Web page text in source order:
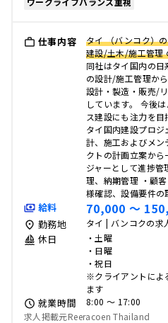
仕事内容
タイ （バンコク）
建設/土木/施工管理
同社はタイ国内の
の設計/施工管理か
設計・製造・販売/
しています。 今後
ス建設にも注力を目
タイ国内建設プロ
計、施工およびメン
クトの計画立案か
ジャーとして進捗
理、納期管理 ・顧
様確認、設備要件
給料 70,000 〜
勤務地 タイ | バンコクの求
休日
・土曜
・日曜
・祝日
※クライアントによ
ます
就業時間
8:00 〜 17:00
求人掲載元Reeracoen Thailand